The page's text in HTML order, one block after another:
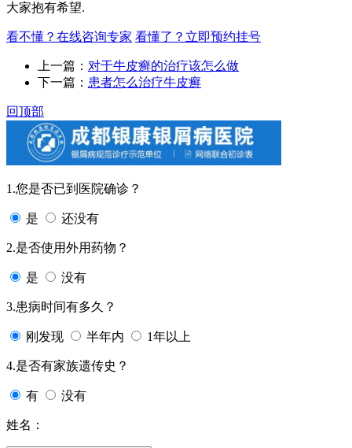
大家抱有希望.
看不懂？在线咨询专家 看懂了？立即预约挂号
上一篇： 对于牛皮癣的治疗该怎么做
下一篇： 患者怎么治疗牛皮癣
回顶部
1.您是否已到医院确诊？
是 还没有
2.是否使用外用药物？
是 没有
3.患病时间有多久？
刚发现 半年内 1年以上
4.是否有家族遗传史？
有 没有
姓名：